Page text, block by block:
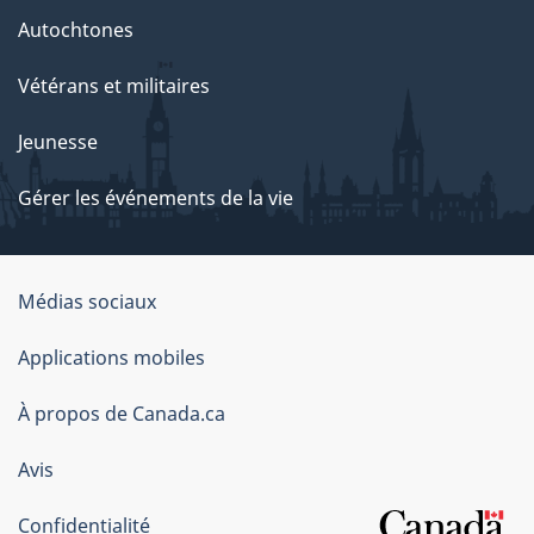
Autochtones
Vétérans et militaires
Jeunesse
Gérer les événements de la vie
Organisation
du
gouvernement
du
Canada
Médias sociaux
Applications mobiles
À propos de Canada.ca
Avis
Confidentialité